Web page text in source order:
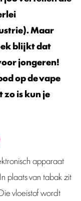
Maar
blijkt dat
jongeren!
op de vape
zo is kun je
apparaat
plaats van tabak zit
vloeistof wordt